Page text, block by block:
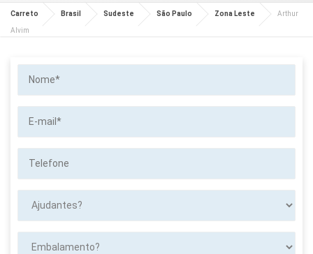
Carreto Brasil Sudeste São Paulo Zona Leste Arthur
Alvim
mail*